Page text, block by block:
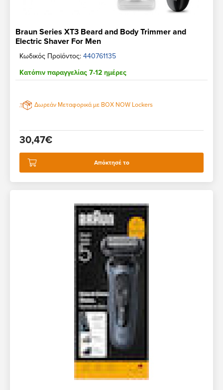
Braun Series XT3 Beard and Body Trimmer and
Electric Shaver For Men
Κωδικός Προϊόντος: 440761135
Κατόπιν παραγγελίας 7-12 ημέρες
Δωρεάν Μεταφορικά με BOX NOW Lockers
30,47€
Απόκτησέ το